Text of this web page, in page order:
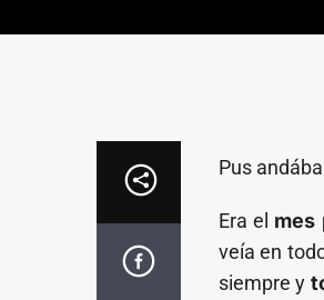
Pus
Era el mes
veía en
siempre y